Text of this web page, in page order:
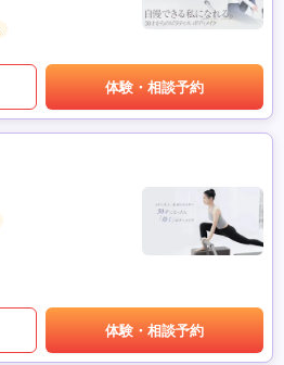
体験・相談予約
体験・相談予約